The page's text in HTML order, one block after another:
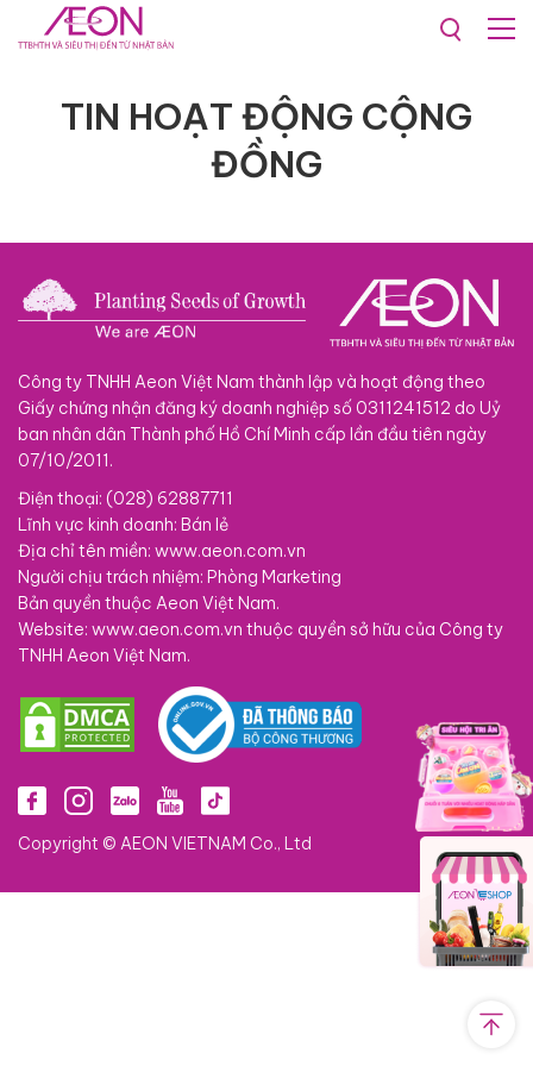
Hoạt động cộng đồng
TIN HOẠT ĐỘNG CỘNG
ĐỒNG
Công ty TNHH Aeon Việt Nam thành lập và hoạt động theo
Giấy chứng nhận đăng ký doanh nghiệp số 0311241512 do Uỷ
ban nhân dân Thành phố Hồ Chí Minh cấp lần đầu tiên ngày
07/10/2011.
Điện thoại: (028) 62887711
Lĩnh vực kinh doanh: Bán lẻ
Địa chỉ tên miền: www.aeon.com.vn
Người chịu trách nhiệm: Phòng Marketing
Bản quyền thuộc Aeon Việt Nam.
Website: www.aeon.com.vn thuộc quyền sở hữu của Công ty
TNHH Aeon Việt Nam.
Copyright © AEON VIETNAM Co., Ltd